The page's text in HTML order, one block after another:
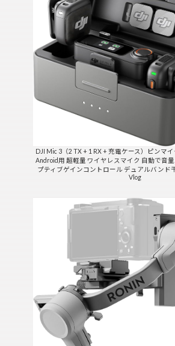
DJI Mic 3（2 TX + 1 RX + 充電ケース）ピンマ
Android用 超軽量 ワイヤレスマイク 自動で音
プティブゲインコントロール デュアルバンド
Vlog